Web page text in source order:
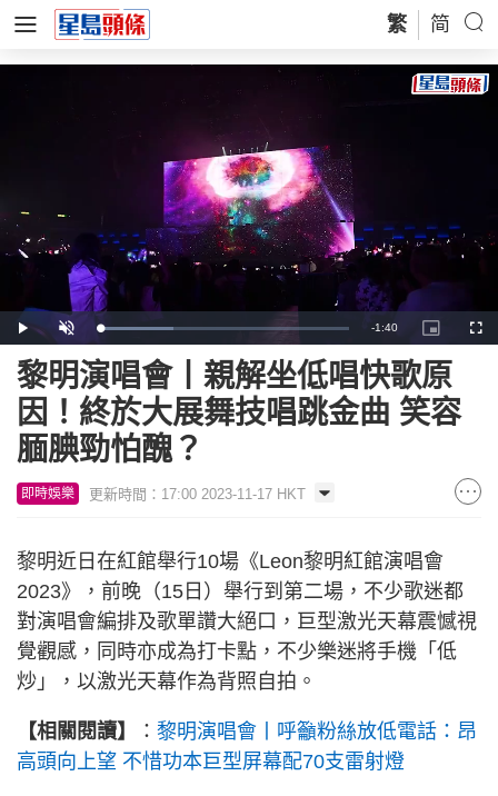
繁 简
Play Unmute Loaded:
29.60%
Remaining
Time
-1:40
Picture-
in-
黎明演唱會丨親解坐低唱快歌原
因！終於大展舞技唱跳金曲 笑容
腼腆勁怕醜？
即時娛樂 更新時間：17:00 2023-11-17 HKT
黎明近日在紅館舉行10場《Leon黎明紅館演唱會
2023》，前晚（15日）舉行到第二場，不少歌迷都
對演唱會編排及歌單讚大絕口，巨型激光天幕震憾視
覺觀感，同時亦成為打卡點，不少樂迷將手機「低
炒」，以激光天幕作為背照自拍。
【相關閱讀】 ： 黎明演唱會丨呼籲粉絲放低電話：昂
高頭向上望 不惜功本巨型屏幕配70支雷射燈